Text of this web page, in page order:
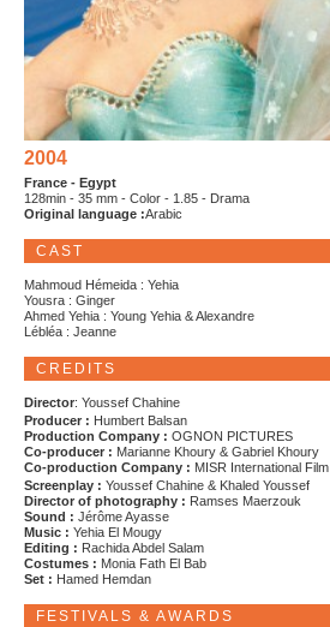
2004
France - Egypt
128min - 35 mm - Color - 1.85 - Drama
Original language :Arabic
CAST
Mahmoud Hémeida : Yehia
Yousra : Ginger
Ahmed Yehia : Young Yehia & Alexandre
Lébléa : Jeanne
CREDITS
Director: Youssef Chahine
Producer : Humbert Balsan
Production Company : OGNON PICTURES
Co-producer : Marianne Khoury & Gabriel Khoury
Co-production Company : MISR International Film
Screenplay : Youssef Chahine & Khaled Youssef
Director of photography : Ramses Maerzouk
Sound : Jérôme Ayasse
Music : Yehia El Mougy
Editing : Rachida Abdel Salam
Costumes : Monia Fath El Bab
Set : Hamed Hemdan
FESTIVALS & AWARDS